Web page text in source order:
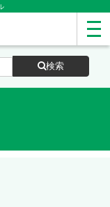
検索